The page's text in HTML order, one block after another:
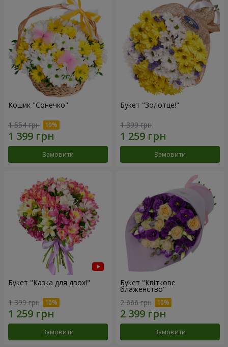
Кошик "Сонечко"
1 554 грн
Замовити
Букет "Золотце!"
1 399 грн
Замовити
Букет "Казка для двох!"
1 399 грн
Замовити
Букет "Квіткове
блаженство"
2 666 грн
Замовити